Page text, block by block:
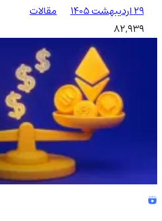
۲۹ اردیبهشت ۱۴۰۵
مقالات
82,939